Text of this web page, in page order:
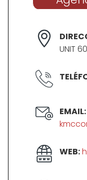
UNIT
EMAIL:
WEB: